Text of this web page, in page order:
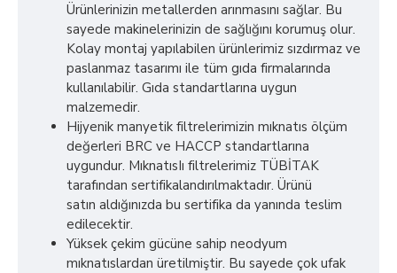
Ürünlerinizin metallerden arınmasını sağlar. Bu
sayede makinelerinizin de sağlığını korumuş olur.
Kolay montaj yapılabilen ürünlerimiz sızdırmaz ve
paslanmaz tasarımı ile tüm gıda firmalarında
kullanılabilir. Gıda standartlarına uygun
malzemedir.
Hijyenik manyetik filtrelerimizin mıknatıs ölçüm
değerleri BRC ve HACCP standartlarına
uygundur. MıknatısIı filtrelerimiz TÜBİTAK
tarafından sertifikalandırılmaktadır. Ürünü
satın aldığınızda bu sertifika da yanında teslim
edilecektir.
Yüksek çekim gücüne sahip neodyum
mıknatıslardan üretilmiştir. Bu sayede çok ufak